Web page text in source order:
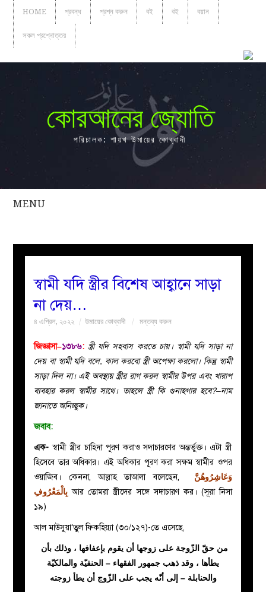
HOME প্রবন্ধ প্রশ্ন করুন বই বই বয়ান
সকল প্রশ্নোত্তর
কোরআনের জ্যোতি
পরিচালক: শায়খ উমায়ের কোব্বাদী
MENU
সকল
নারীদের
ইসলাহী
প্রশ্ন
করুন
স্বামী যদি স্ত্রীর বিশেষ আহ্বানে সাড়া
না দেয়…
৪ এপ্রিল, ২০২২ উমায়ের কোব্বাদী মন্তব্য করুন
জিজ্ঞাসা–১৩৮৬: স্ত্রী যদি সহবাস করতে চায়। স্বামী যদি সাড়া না
দেয় বা স্বামী যদি বলে, কাল করবো স্ত্রী অপেক্ষা করলো। কিন্তু স্বামী
সাড়া দিল না। এই অবস্থায় স্ত্রীর রাগ করল স্বামীর উপর এবং খারাপ
ব্যবহার করল স্বামীর সাথে। তাহলে স্ত্রী কি গুনাহগার হবে?–নাম
জানাতে অনিচ্ছুক।
জবাব:
এক- স্বামী স্ত্রীর চাহিদা পূরণ করাও সদাচারণের অন্তর্ভুক্ত। এটা স্ত্রী
হিসেবে তার অধিকার। এই অধিকার পূরণ করা সক্ষম স্বামীর ওপর
ওয়াজিব। কেননা, আল্লাহ তাআলা বলেছেন,
وَعَاشِرُوهُنَّ
بِالْمَعْرُوفِ আর তোমরা স্ত্রীদের সঙ্গে সদাচারণ কর। (সূরা নিসা
১৯)
আল মাউসুয়া’তুল ফিকহিয়্যা (৩০/১২৭)-তে এসেছে,
يطأها ، وقد ذهب جمهور الفقهاء – الحنفيّة والمالكيّة
والحنابلة – إلى أنّه يجب على الزّوج أن يطأ زوجته